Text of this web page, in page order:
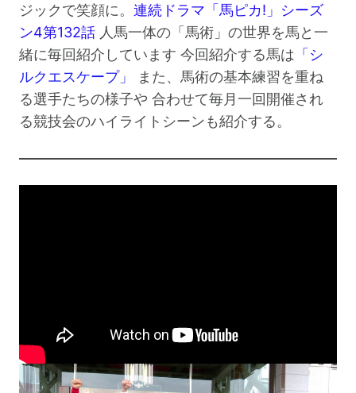
ジックで笑顔に。 連続ドラマ「馬ピカ!」シーズ
ン4第132話 人馬一体の「馬術」の世界を馬と一
緒に毎回紹介しています 今回紹介する馬は 「シ
ルクエスケープ」
また、馬術の基本練習を重ね
る選手たちの様子や 合わせて毎月一回開催され
る競技会のハイライトシーンも紹介する。